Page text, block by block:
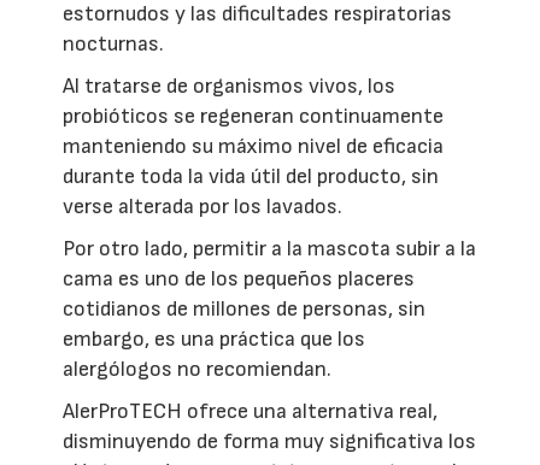
estornudos y las dificultades respiratorias
nocturnas.
Al tratarse de organismos vivos, los
probióticos se regeneran continuamente
manteniendo su máximo nivel de eficacia
durante toda la vida útil del producto, sin
verse alterada por los lavados.
Por otro lado, permitir a la mascota subir a la
cama es uno de los pequeños placeres
cotidianos de millones de personas, sin
embargo, es una práctica que los
alergólogos no recomiendan.
AlerProTECH ofrece una alternativa real,
disminuyendo de forma muy significativa los